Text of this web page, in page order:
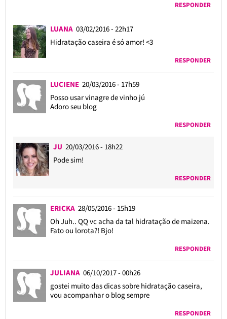
RESPONDER
LUANA 03/02/2016 - 22h17
Hidratação caseira é só amor! <3
RESPONDER
LUCIENE 20/03/2016 - 17h59
Posso usar vinagre de vinho jú
Adoro seu blog
RESPONDER
JU 20/03/2016 - 18h22
Pode sim!
RESPONDER
ERICKA 28/05/2016 - 15h19
Oh Juh.. QQ vc acha da tal hidratação de maizena.
Fato ou lorota?! Bjo!
RESPONDER
JULIANA 06/10/2017 - 00h26
gostei muito das dicas sobre hidratação caseira,
vou acompanhar o blog sempre
RESPONDER